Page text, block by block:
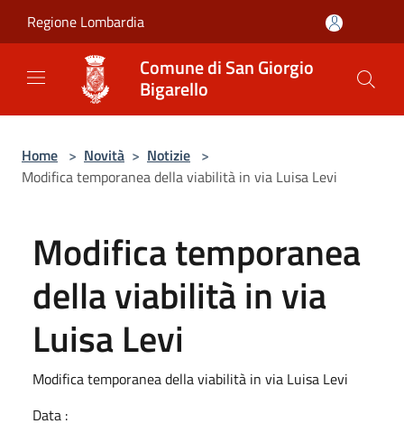
Regione Lombardia
Comune di San Giorgio
Bigarello
Home > Novità > Notizie >
Modifica temporanea della viabilità in via Luisa Levi
Modifica temporanea
della viabilità in via
Luisa Levi
Modifica temporanea della viabilità in via Luisa Levi
Data :